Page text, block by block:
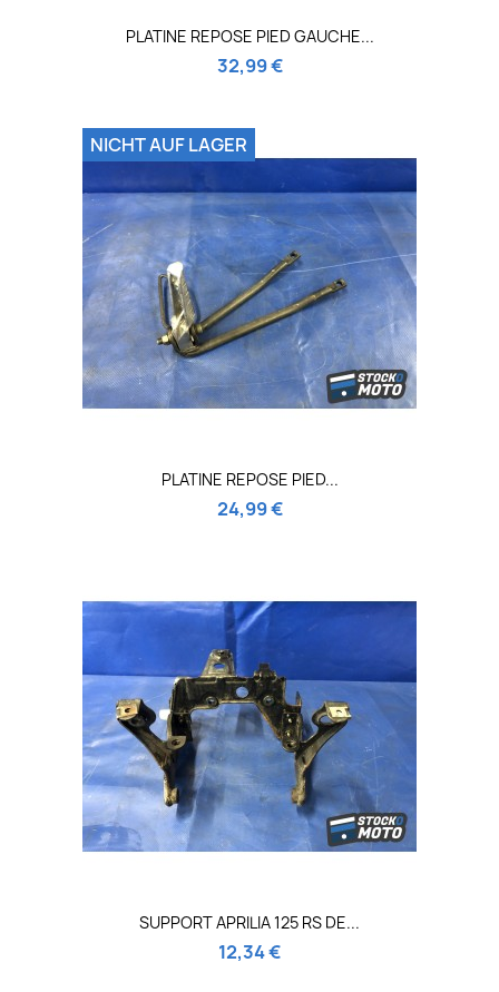
PLATINE REPOSE PIED GAUCHE...
32,99 €
PLATINE REPOSE PIED...
24,99 €
NICHT AUF LAGER
SUPPORT APRILIA 125 RS DE...
12,34 €